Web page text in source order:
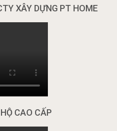
XÂY DỰNG PT HOME
CAO CẤP